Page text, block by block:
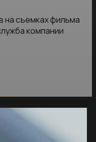
на съемках фильма
компании